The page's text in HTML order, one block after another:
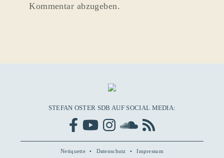
Kommentar abzugeben.
STEFAN OSTER SDB AUF SOCIAL MEDIA:
Netiquette Datenschutz Impressum